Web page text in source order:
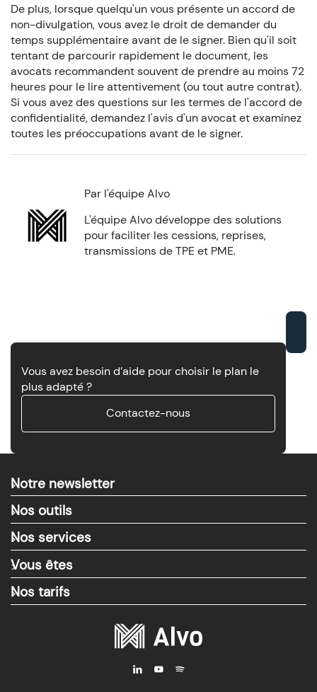
De plus, lorsque quelqu'un vous présente un accord de
non-divulgation, vous avez le droit de demander du
temps supplémentaire avant de le signer. Bien qu'il soit
tentant de parcourir rapidement le document, les
avocats recommandent souvent de prendre au moins 72
heures pour le lire attentivement (ou tout autre contrat).
Si vous avez des questions sur les termes de l'accord de
confidentialité, demandez l'avis d'un avocat et examinez
toutes les préoccupations avant de le signer.
Par l'équipe Alvo
L'équipe Alvo développe des solutions
pour faciliter les cessions, reprises,
transmissions de TPE et PME.
Vous avez besoin d’aide pour choisir le plan le
plus adapté ?
Contactez-nous
>
Notre newsletter
>
Nos outils
>
Nos services
>
Vous êtes
>
Nos tarifs
i y M